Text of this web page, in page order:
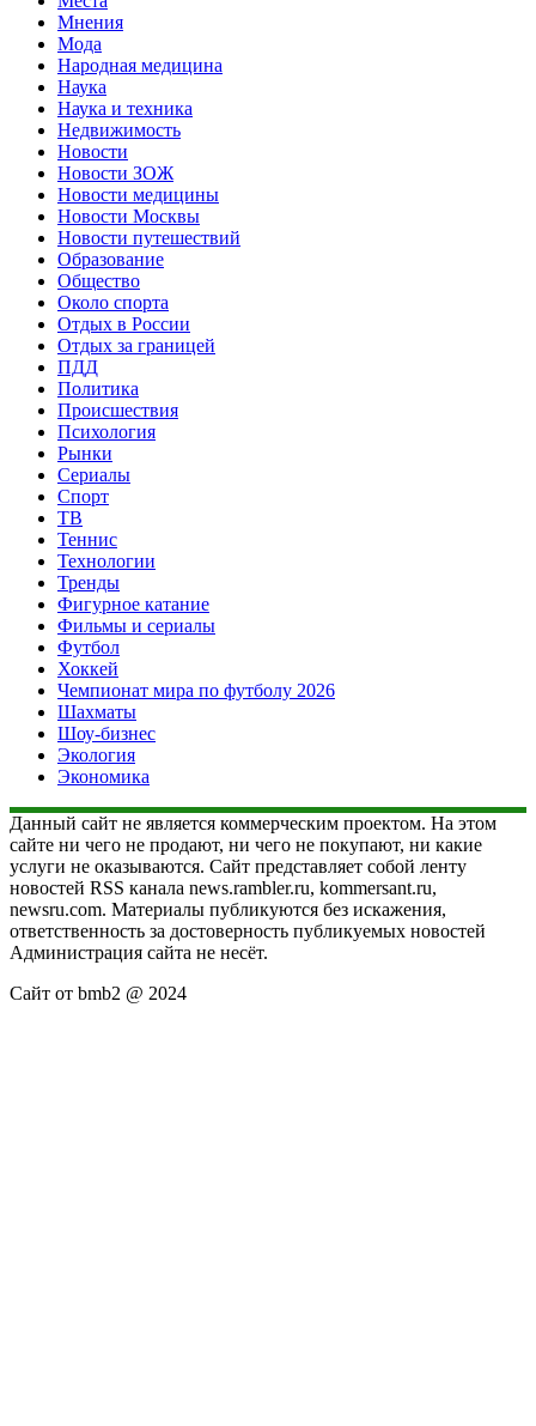
Мнения
Мода
Народная медицина
Наука
Наука и техника
Недвижимость
Новости
Новости ЗОЖ
Новости медицины
Новости Москвы
Новости путешествий
Образование
Общество
Около спорта
Отдых в России
Отдых за границей
ПДД
Политика
Происшествия
Психология
Рынки
Сериалы
Спорт
ТВ
Теннис
Технологии
Тренды
Фигурное катание
Фильмы и сериалы
Футбол
Хоккей
Чемпионат мира по футболу 2026
Шахматы
Шоу-бизнес
Экология
Экономика
Данный сайт не является коммерческим проектом. На этом
сайте ни чего не продают, ни чего не покупают, ни какие
услуги не оказываются. Сайт представляет собой ленту
новостей RSS канала news.rambler.ru, kommersant.ru,
newsru.com. Материалы публикуются без искажения,
ответственность за достоверность публикуемых новостей
Администрация сайта не несёт.
Сайт от bmb2 @ 2024